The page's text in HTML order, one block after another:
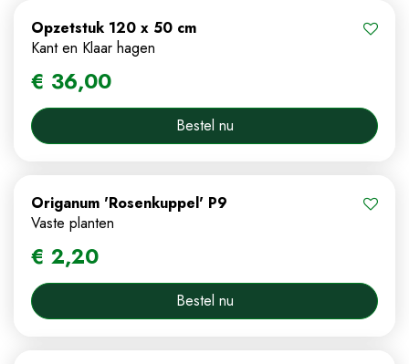
Opzetstuk 120 x 50 cm
Kant en Klaar hagen
€ 36,00
Bestel nu
Origanum 'Rosenkuppel' P9
Vaste planten
€ 2,20
Bestel nu